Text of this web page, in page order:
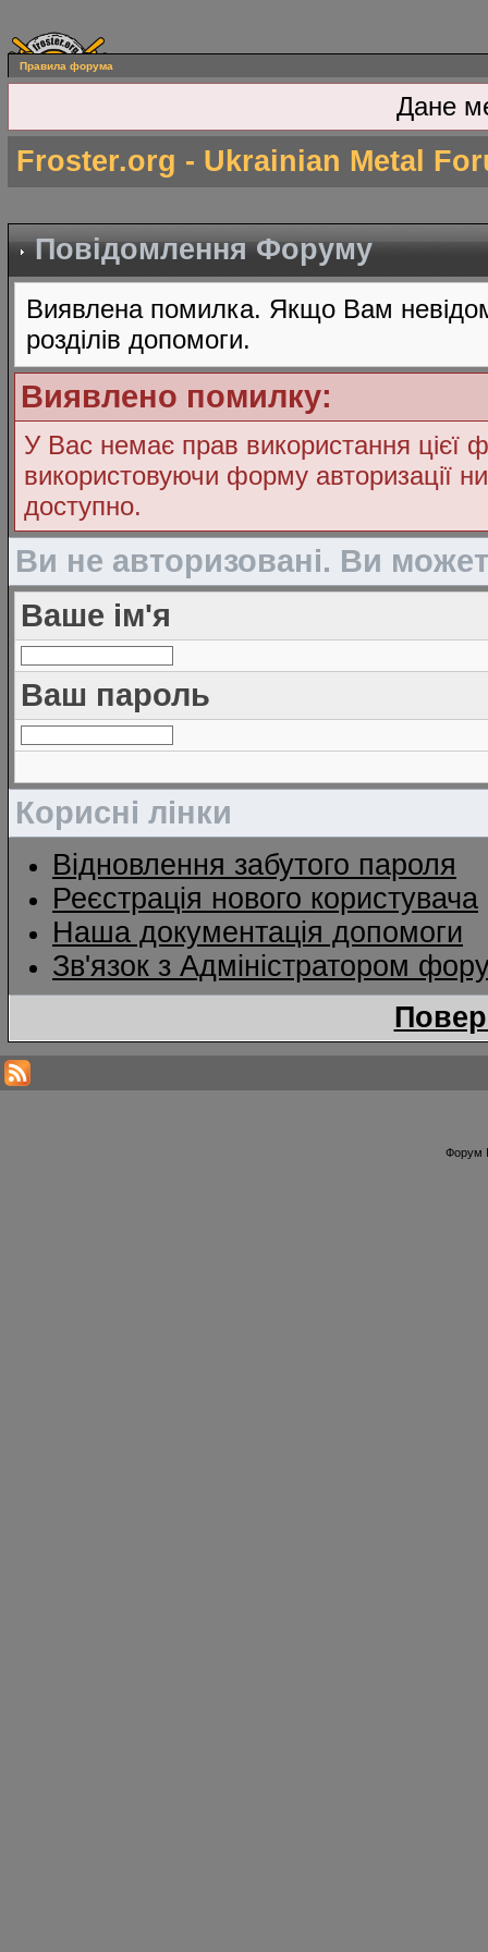
Правила форума
Дане
Froster.org - Ukrainian Metal
Повідомлення Форуму
Виявлена помилка. Якщо Вам
розділів допомоги.
Виявлено помилку:
У Вас немає прав використання цієї
використовуючи форму авторизації
доступно.
Ви не авторизовані. Ви
Ваше ім'я
Ваш пароль
Корисні лінки
Відновлення забутого пароля
Реєстрація нового користувача
Наша документація допомоги
Зв'язок з Адміністратором
Форум